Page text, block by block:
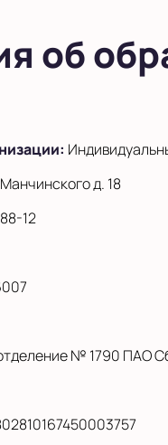
об
д. 18
12
№ 1790 ПАО